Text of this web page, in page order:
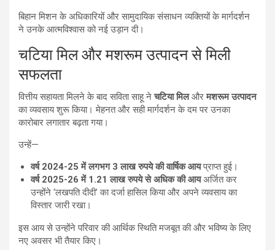
बिहान मिशन के अधिकारियों और सामुदायिक संसाधन व्यक्तियों के मार्गदर्शन
ने उनके आत्मविश्वास को नई उड़ान दी।
चटिया मिल और मशरूम उत्पादन से मिली
सफलता
वित्तीय सहायता मिलने के बाद सविता साहू नेचटिया मिलऔरमशरूम उत्पादन
का व्यवसाय शुरू किया। मेहनत और सही मार्गदर्शन के दम पर उनका
कारोबार लगातार बढ़ता गया।
उन्हें—
वर्ष 2024-25 में लगभग 3 लाख रुपये की वार्षिक आयप्राप्त हुई।
वर्ष 2025-26 में 1.21 लाख रुपये से अधिक की आयअर्जित कर
उन्होंने ‘लखपति दीदी’ का दर्जा हासिल किया और अपने व्यवसाय का
विस्तार जारी रखा।
इस आय से उन्होंने परिवार की आर्थिक स्थिति मजबूत की और भविष्य के लिए
नए अवसर भी तैयार किए।